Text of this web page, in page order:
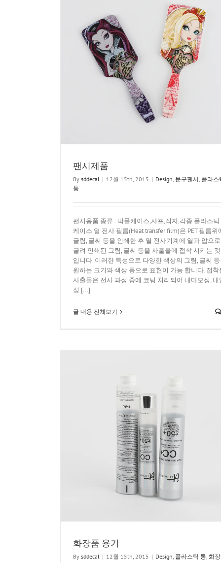
팬시제품
By sddecal | 12월 15th, 2015 | Design, 문구팬시, 플라스
통
팬시용품 종류 : 딱풀케이스,샤프,직자,각종 플라스틱
케이스 열 전사 필름(Heat transfer film)은 PET 필름위
글림, 글씨 등을 인쇄한 후 열 전사기계에 열과 압으로
굴려 인쇄된 그림, 글씨 등을 사출물에 접착 시키는 것
입니다. 이러한 특성으로 다양한 색상의 그림, 글씨
원하는 크기와 색상 등으로 표현이 가능 합니다. 접착
사출물은 전사 과정 중에 코팅 처리되어 내마모성, 내
성 [...]
글 내용 전체보기
화장품 용기
By sddecal | 12월 15th, 2015 | Design 플라스틱 통 화